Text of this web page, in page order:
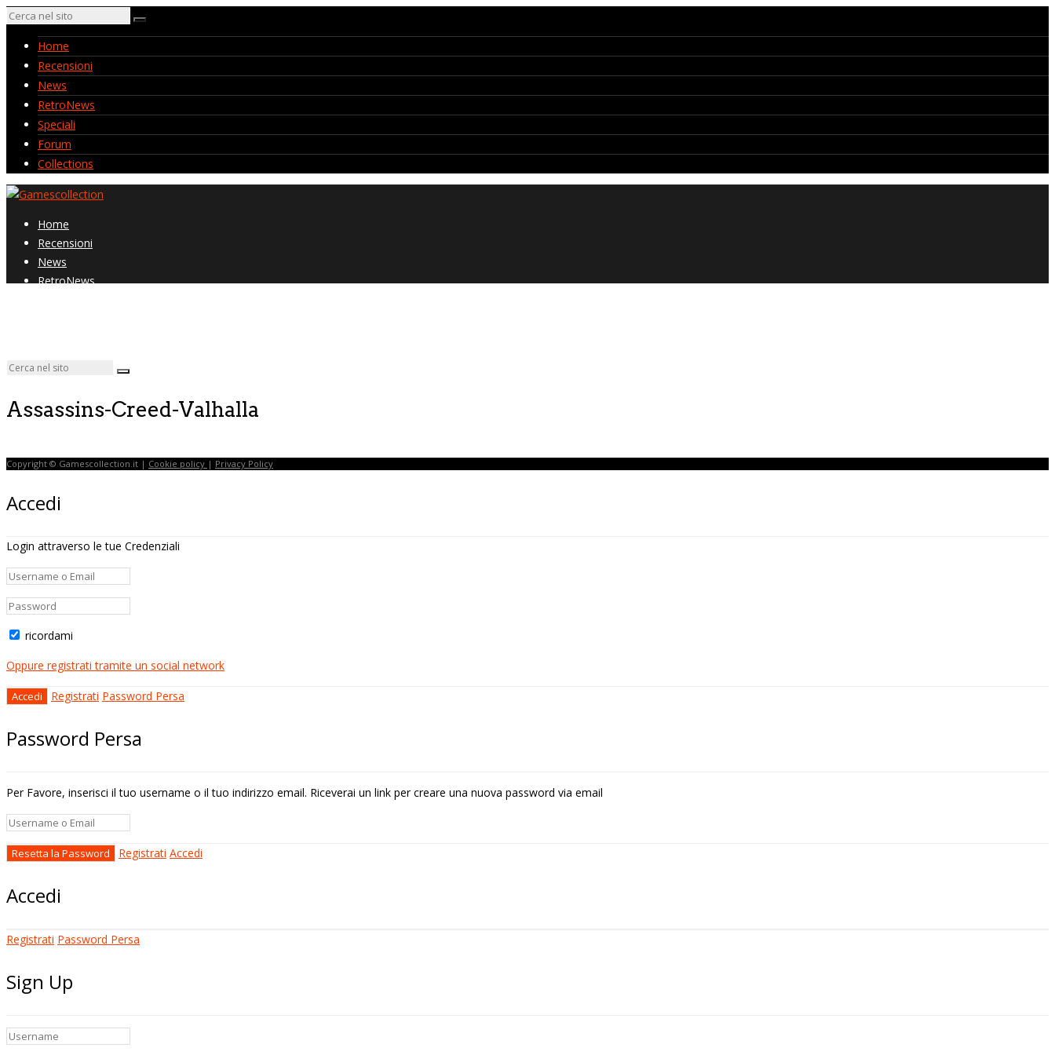
Home
Recensioni
News
RetroNews
Speciali
Forum
Collections
Home
Recensioni
News
RetroNews
Assassins-Creed-Valhalla
Copyright © Gamescollection.it | Cookie policy | Privacy Policy
Accedi
Login attraverso le tue Credenziali
ricordami
Oppure registrati tramite un social network
Registrati Password Persa
Password Persa
Per Favore, inserisci il tuo username o il tuo indirizzo email. Riceverai un link per creare una nuova password via email
Registrati Accedi
Accedi
Registrati Password Persa
Sign Up